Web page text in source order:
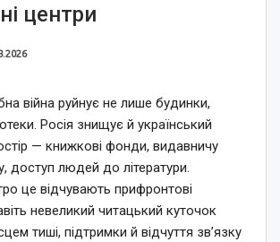
центри
війна руйнує не лише будинки,
Росія знищує й український
— книжкові фонди, видавничу
доступ людей до літератури.
це відчувають прифронтові
невеликий читацький куточок
тиші, підтримки й відчуття зв’язку